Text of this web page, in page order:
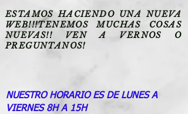
ESTAMOS HACIENDO UNA NUEVA
WEB!!!TENEMOS MUCHAS COSAS
NUEVAS!! VEN A VERNOS O
PREGUNTANOS!
NUESTRO HORARIO ES DE LUNES A
VIERNES 8H A 15H